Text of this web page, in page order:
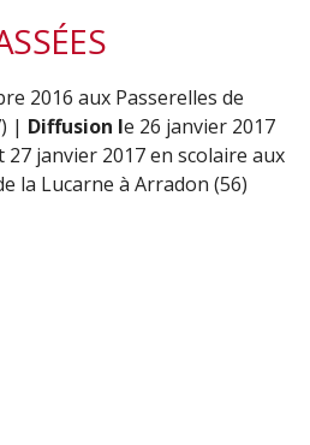
2016 aux Passerelles de
| Diffusion le 26 janvier 2017
janvier 2017 en scolaire aux
la Lucarne à Arradon (56)